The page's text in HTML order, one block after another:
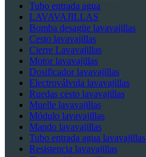
Tubo entrada agua
LAVAVAJILLAS
Bomba desagüe lavavajillas
Cesto lavavajillas
Cierre Lavavajillas
Motor lavavajillas
Dosificador lavavajillas
Electroválvula lavavajillas
Ruedas cesto lavavajillas
Muelle lavavajillas
Módulo lavavajillas
Mando lavavajillas
Tubo entrada agua lavavajillas
Resistencia lavavajillas